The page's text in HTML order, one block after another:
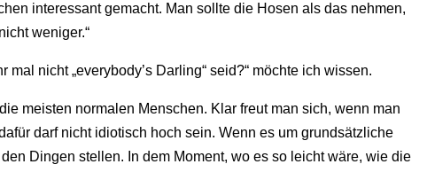
interessant gemacht. Man sollte die Hosen als das nehmen,
weniger.“
mal nicht „everybody’s Darling“ seid?“ möchte ich wissen.
meisten normalen Menschen. Klar freut man sich, wenn man
darf nicht idiotisch hoch sein. Wenn es um grundsätzliche
Dingen stellen. In dem Moment, wo es so leicht wäre, wie die